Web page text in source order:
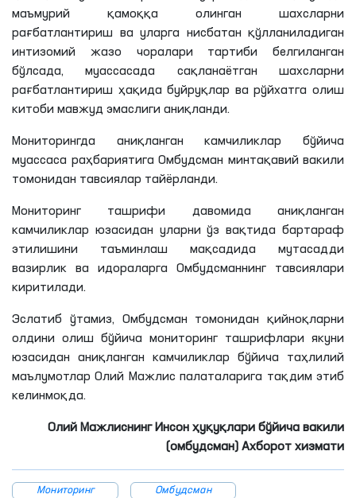
маъмурий қамоққа олинган шахсларни
рағбатлантириш ва уларга нисбатан қўлланиладиган
интизомий жазо чоралари тартиби белгиланган
бўлсада, муассасада сақланаётган шахсларни
рағбатлантириш ҳақида буйруқлар ва рўйхатга олиш
китоби мавжуд эмаслиги аниқланди.
Мониторингда аниқланган камчиликлар бўйича
муассаса раҳбариятига Омбудсман минтақавий вакили
томонидан тавсиялар тайёрланди.
Мониторинг ташрифи давомида аниқланган
камчиликлар юзасидан уларни ўз вақтида бартараф
этилишини таъминлаш мақсадида мутасадди
вазирлик ва идораларга Омбудсманнинг тавсиялари
киритилади.
Эслатиб ўтамиз, Омбудсман томонидан қийноқларни
олдини олиш бўйича мониторинг ташрифлари якуни
юзасидан аниқланган камчиликлар бўйича таҳлилий
маълумотлар Олий Мажлис палаталарига тақдим этиб
келинмоқда.
Олий Мажлиснинг Инсон ҳуқуқлари бўйича вакили
(омбудсман) Ахборот хизмати
Мониторинг Омбудсман